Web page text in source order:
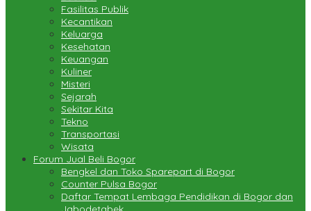
Fasilitas Publik
Kecantikan
Keluarga
Kesehatan
Keuangan
Kuliner
Misteri
Sejarah
Sekitar Kita
Tekno
Transportasi
Wisata
Forum Jual Beli Bogor
Bengkel dan Toko Sparepart di Bogor
Counter Pulsa Bogor
Daftar Tempat Lembaga Pendidikan di Bogor dan